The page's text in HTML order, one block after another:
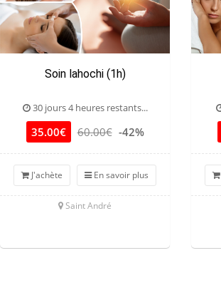
Soin lahochi (1h)
30 jours 4 heures restants...
35.00€ 60.00€ -42%
J'achète En savoir plus
Saint André